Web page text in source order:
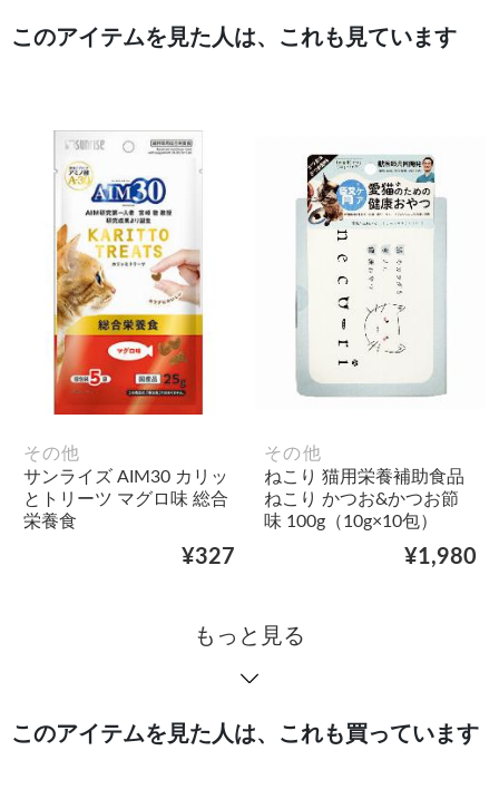
このアイテムを見た人は、これも見ています
その他
サンライズ AIM30 カリッ
とトリーツ マグロ味 総合
栄養食
¥327
その他
ねこり 猫用栄養補助食品
ねこり かつお&かつお節
味 100g（10g×10包）
¥1,980
もっと見る
このアイテムを見た人は、これも買っています